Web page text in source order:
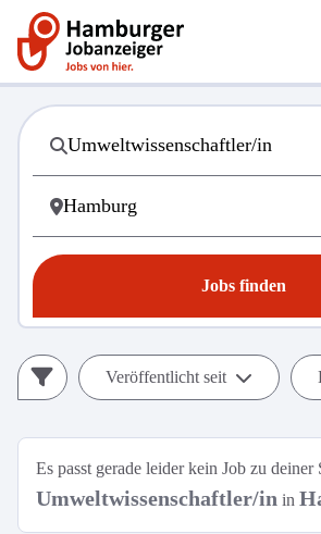
Jobs finden
Veröffentlicht seit
Es passt gerade leider kein Job zu deiner
Umweltwissenschaftler/in in